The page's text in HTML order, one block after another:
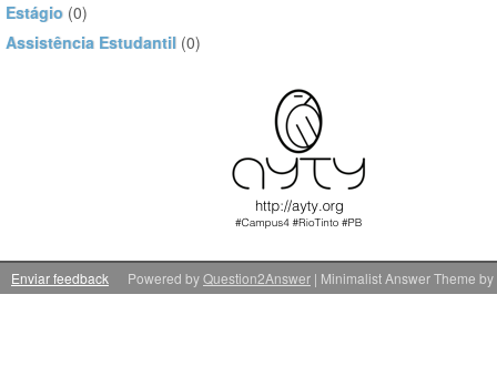
Estágio (0)
Assistência Estudantil (0)
Enviar feedback | Minimalist Answer Theme by
Powered byQuestion2Answer